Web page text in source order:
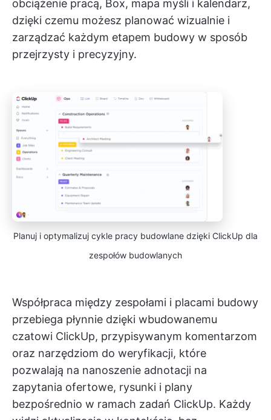
obciążenie pracą, Box, mapa myśli i kalendarz,
dzięki czemu możesz planować wizualnie i
zarządzać każdym etapem budowy w sposób
przejrzysty i precyzyjny.
Planuj i optymalizuj cykle pracy budowlane dzięki ClickUp dla
zespołów budowlanych
Współpraca między zespołami i placami budowy
przebiega płynnie dzięki wbudowanemu
czatowi ClickUp, przypisywanym komentarzom
oraz narzędziom do weryfikacji, które
pozwalają na nanoszenie adnotacji na
zapytania ofertowe, rysunki i plany
bezpośrednio w ramach zadań ClickUp. Każdy